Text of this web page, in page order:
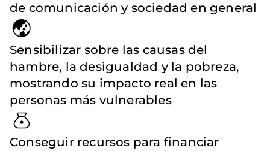
de comunicación y sociedad en general
Sensibilizar sobre las causas del
hambre, la desigualdad y la pobreza,
mostrando su impacto real en las
personas más vulnerables
Conseguir recursos para financiar